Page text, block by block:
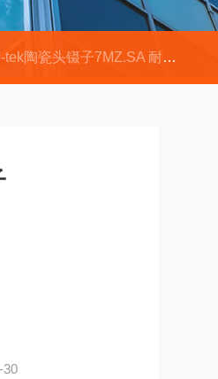
陶瓷头镊子7MZ.SA 耐酸碱镊子
30